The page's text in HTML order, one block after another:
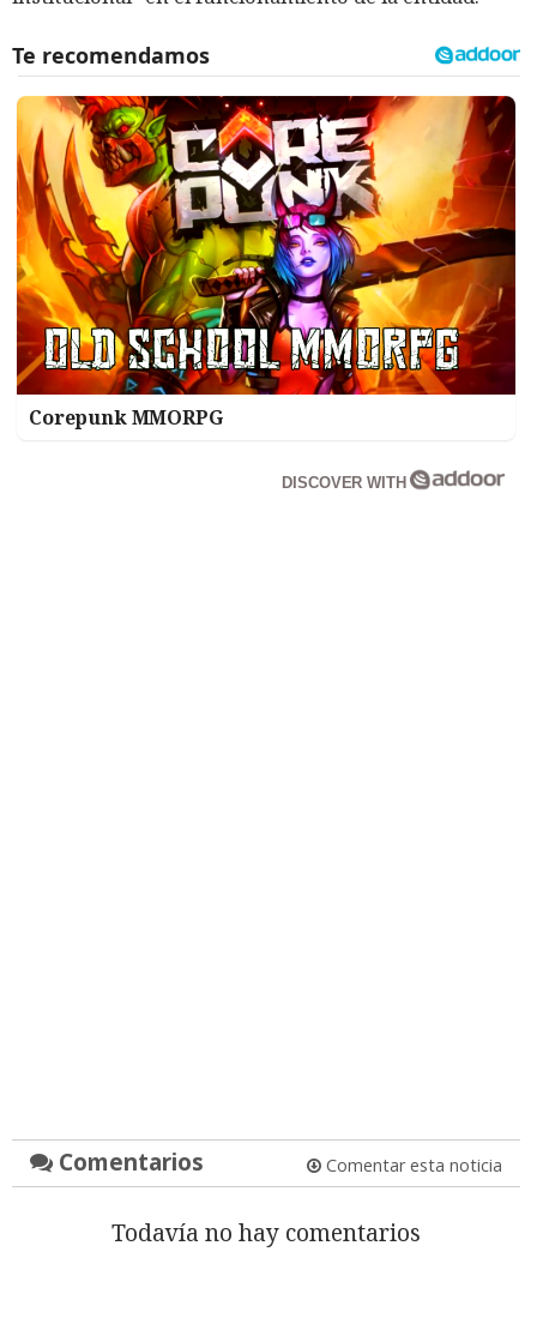
Corepunk MMORPG
DISCOVER WITH
Comentarios Comentar esta noticia
Todavía no hay comentarios